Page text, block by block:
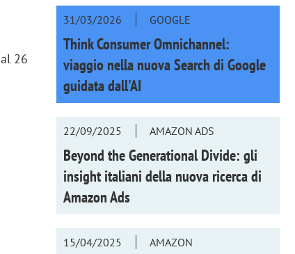
26
31/03/2026 GOOGLE
Think Consumer Omnichannel:
viaggio nella nuova Search di Google
guidata dall'AI
22/09/2025 AMAZON ADS
Beyond the Generational Divide: gli
insight italiani della nuova ricerca di
Amazon Ads
15/04/2025 AMAZON